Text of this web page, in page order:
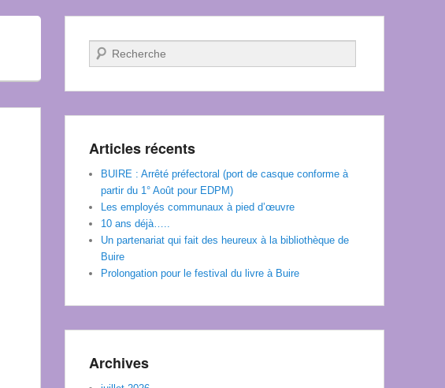
Recherche
Articles récents
BUIRE : Arrêté préfectoral (port de casque conforme à
partir du 1° Août pour EDPM)
Les employés communaux à pied d’œuvre
10 ans déjà…..
Un partenariat qui fait des heureux à la bibliothèque de
Buire
Prolongation pour le festival du livre à Buire
Archives